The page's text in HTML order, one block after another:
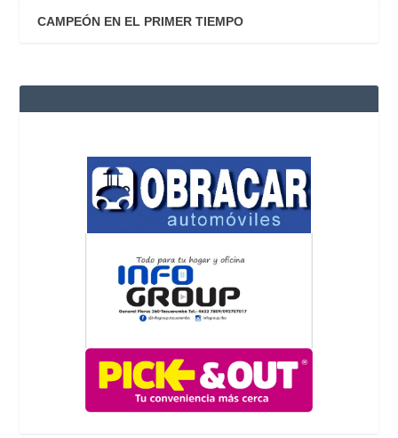
CAMPEÓN EN EL PRIMER TIEMPO